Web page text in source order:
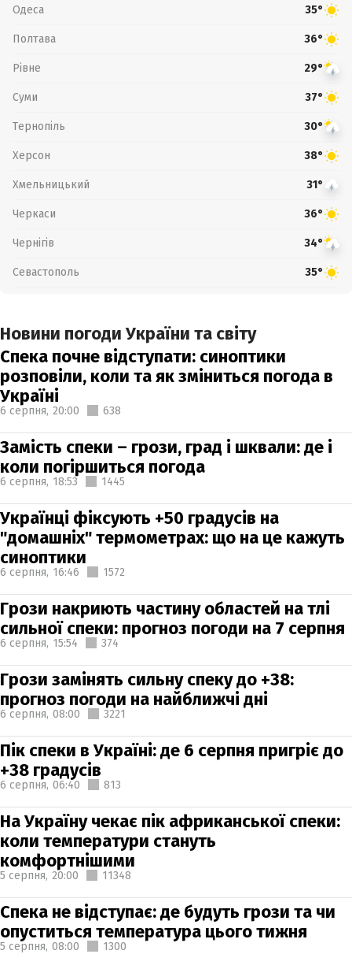
Одеса 35°
Полтава 36°
Рівне 29°
Суми 37°
Тернопіль 30°
Херсон 38°
Хмельницький 31°
Черкаси 36°
Чернігів 34°
Севастополь 35°
Новини погоди України та світу
Спека почне відступати: синоптики
розповіли, коли та як зміниться погода в
Україні
6 серпня, 20:00 638
Замість спеки – грози, град і шквали: де і
коли погіршиться погода
6 серпня, 18:53 1445
Українці фіксують +50 градусів на
"домашніх" термометрах: що на це кажуть
синоптики
6 серпня, 16:46 1572
Грози накриють частину областей на тлі
сильної спеки: прогноз погоди на 7 серпня
6 серпня, 15:54 374
Грози замінять сильну спеку до +38:
прогноз погоди на найближчі дні
6 серпня, 08:00 3221
Пік спеки в Україні: де 6 серпня пригріє до
+38 градусів
6 серпня, 06:40 813
На Україну чекає пік африканської спеки:
коли температури стануть
комфортнішими
5 серпня, 20:00 11348
Спека не відступає: де будуть грози та чи
опуститься температура цього тижня
5 серпня, 08:00 1300